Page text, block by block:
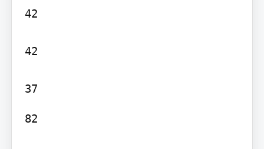
42
42
82